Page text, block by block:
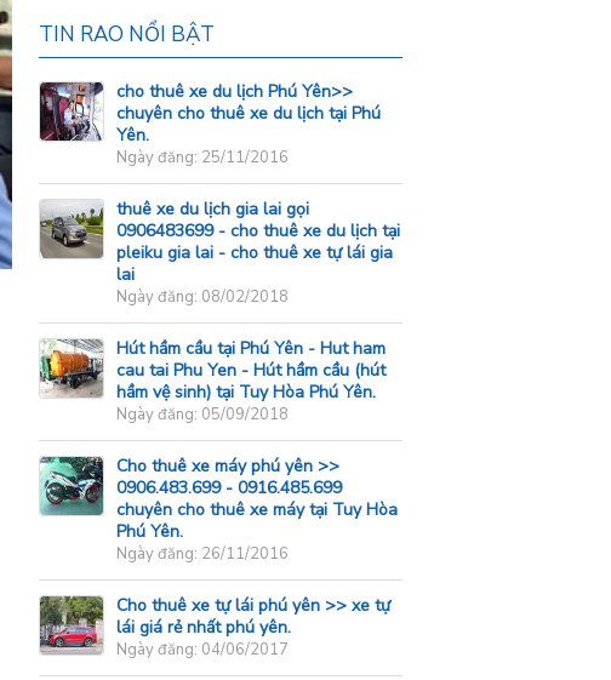
TIN RAO NỔI BẬT
cho thuê xe du lịch Phú Yên>>
chuyên cho thuê xe du lịch tại Phú
Yên.
Ngày đăng: 25/11/2016
thuê xe du lịch gia lai gọi
0906483699 - cho thuê xe du lịch tại
pleiku gia lai - cho thuê xe tự lái gia
lai
Ngày đăng: 08/02/2018
Hút hầm cầu tại Phú Yên - Hut ham
cau tai Phu Yen - Hút hầm cầu (hút
hầm vệ sinh) tại Tuy Hòa Phú Yên.
Ngày đăng: 05/09/2018
Cho thuê xe máy phú yên >>
0906.483.699 - 0916.485.699
chuyên cho thuê xe máy tại Tuy Hòa
Phú Yên.
Ngày đăng: 26/11/2016
Cho thuê xe tự lái phú yên >> xe tự
lái giá rẻ nhất phú yên.
Ngày đăng: 04/06/2017